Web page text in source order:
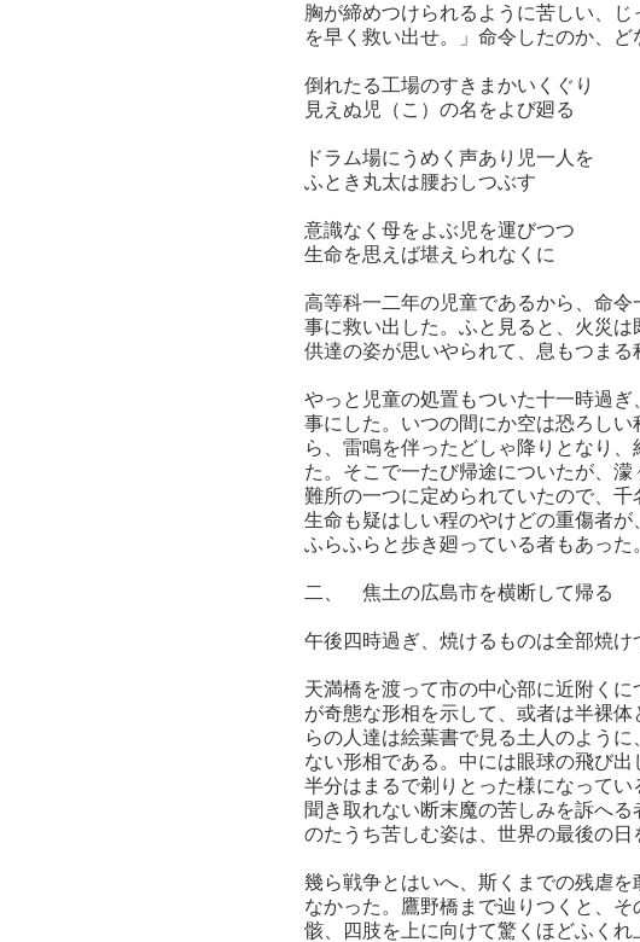
胸が締めつけられるように苦しい、
を早く救い出せ。」命令したのか、ど
倒れたる工場のすきまかいくぐり
見えぬ児（こ）の名をよび廻る
ドラム場にうめく声あり児一人を
ふとき丸太は腰おしつぶす
意識なく母をよぶ児を運びつつ
生命を思えば堪えられなくに
高等科一二年の児童であるから、命
事に救い出した。ふと見ると、火災
供達の姿が思いやられて、息もつまる
やっと児童の処置もついた十一時過
事にした。いつの間にか空は恐ろし
ら、雷鳴を伴ったどしゃ降りとなり
た。そこで一たび帰途についたが、
難所の一つに定められていたので、
生命も疑はしい程のやけどの重傷者
ふらふらと歩き廻っている者もあった
二、 焦土の広島市を横断して帰る
午後四時過ぎ、焼けるものは全部焼け
天満橋を渡って市の中心部に近附く
が奇態な形相を示して、或者は半裸
らの人達は絵葉書で見る土人のよう
ない形相である。中には眼球の飛び
半分はまるで剃りとった様になって
聞き取れない断末魔の苦しみを訴へ
のたうち苦しむ姿は、世界の最後の日
幾ら戦争とはいへ、斯くまでの残虐
なかった。鷹野橋まで辿りつくと、
骸、四肢を上に向けて驚くほどふく